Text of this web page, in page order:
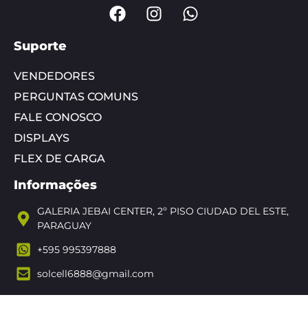
Suporte
VENDEDORES
PERGUNTAS COMUNS
FALE CONOSCO
DISPLAYS
FLEX DE CARGA
Informações
GALERIA JEBAI CENTER, 2º PISO CIUDAD DEL ESTE,
PARAGUAY
+595 995397888
solcell6888@gmail.com